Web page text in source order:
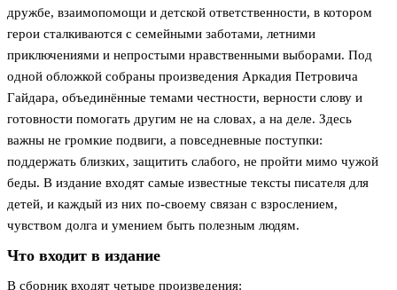
дружбе, взаимопомощи и детской ответственности, в котором
герои сталкиваются с семейными заботами, летними
приключениями и непростыми нравственными выборами. Под
одной обложкой собраны произведения Аркадия Петровича
Гайдара, объединённые темами честности, верности слову и
готовности помогать другим не на словах, а на деле. Здесь
важны не громкие подвиги, а повседневные поступки:
поддержать близких, защитить слабого, не пройти мимо чужой
беды. В издание входят самые известные тексты писателя для
детей, и каждый из них по-своему связан с взрослением,
чувством долга и умением быть полезным людям.
Что входит в издание
В сборник входят четыре произведения: